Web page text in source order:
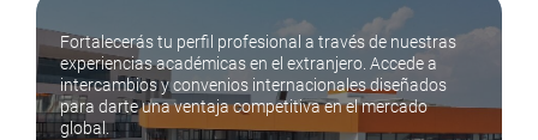
Fortalecerás tu perfil profesional a través de nuestras
experiencias académicas en el extranjero. Accede a
intercambios y convenios internacionales diseñados
para darte una ventaja competitiva en el mercado
global.